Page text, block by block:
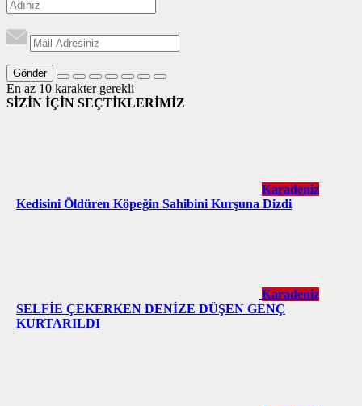
Gönder
En az 10 karakter gerekli
SİZİN İÇİN SEÇTİKLERİMİZ
Karadeniz
Kedisini Öldüren Köpeğin Sahibini Kurşuna Dizdi
Karadeniz
SELFİE ÇEKERKEN DENİZE DÜŞEN GENÇ
KURTARILDI